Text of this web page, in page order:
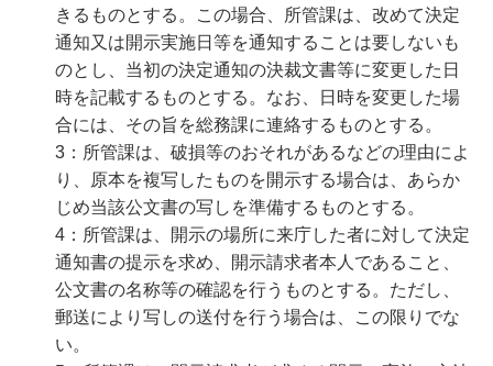
きるものとする。この場合、所管課は、改めて決定
通知又は開示実施日等を通知することは要しないも
のとし、当初の決定通知の決裁文書等に変更した日
時を記載するものとする。なお、日時を変更した場
合には、その旨を総務課に連絡するものとする。
3：所管課は、破損等のおそれがあるなどの理由によ
り、原本を複写したものを開示する場合は、あらか
じめ当該公文書の写しを準備するものとする。
4：所管課は、開示の場所に来庁した者に対して決定
通知書の提示を求め、開示請求者本人であること、
公文書の名称等の確認を行うものとする。ただし、
郵送により写しの送付を行う場合は、この限りでな
い。